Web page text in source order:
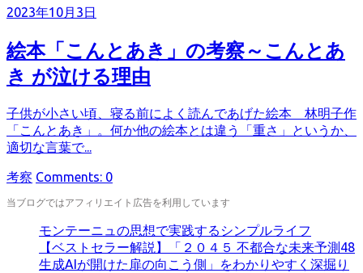
2023年10月3日
絵本「こんとあき」の考察～こんとあ
き が泣ける理由
子供が小さい頃、寝る前によく読んであげた絵本 林明子作
「こんとあき」。何か他の絵本とは違う「重さ」というか、
適切な言葉で...
カ
ゴ
考察 Comments: 0
当ブログではアフィリエイト広告を利用しています
モンテーニュの思想で実践するシンプルライフ
【ベストセラー解説】「２０４５ 不都合な未来予測48
生成AIが開けた扉の向こう側」をわかりやすく深掘り